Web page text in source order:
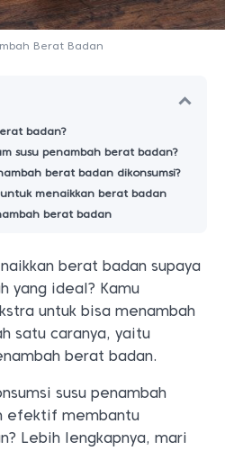
Berat Badan
badan?
susu penambah berat badan?
berat badan dikonsumsi?
menaikkan berat badan
berat badan
berat badan supaya
yang ideal? Kamu
untuk bisa menambah
satu caranya, yaitu
berat badan.
susu penambah
efektif membantu
Lebih lengkapnya, mari